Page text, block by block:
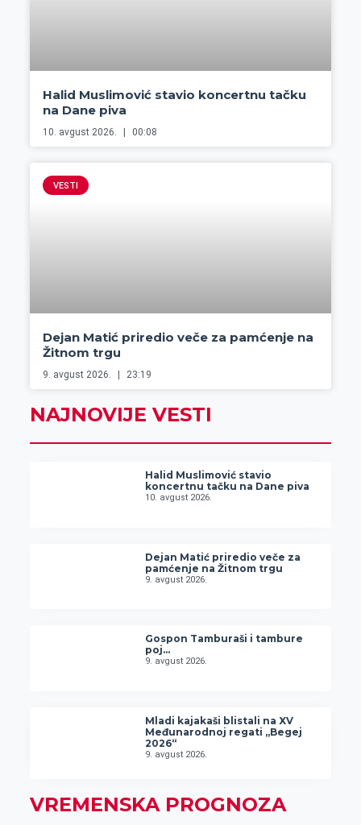
Halid Muslimović stavio koncertnu tačku
na Dane piva
10. avgust 2026. 00:08
VESTI
Dejan Matić priredio veče za pamćenje na
Žitnom trgu
9. avgust 2026. 23:19
NAJNOVIJE VESTI
Halid Muslimović stavio
koncertnu tačku na Dane piva
10. avgust 2026.
Dejan Matić priredio veče za
pamćenje na Žitnom trgu
9. avgust 2026.
Gospon Tamburaši i tambure
poj…
9. avgust 2026.
Mladi kajakaši blistali na XV
Međunarodnoj regati „Begej
2026“
9. avgust 2026.
VREMENSKA PROGNOZA